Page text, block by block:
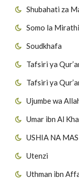
Shubahati za
Somo la Mirathi
Soudkhafa
Tafsiri ya
Tafsiri ya
Ujumbe wa
Umar ibn Al
USHIA NA
Utenzi
Uthman ibn